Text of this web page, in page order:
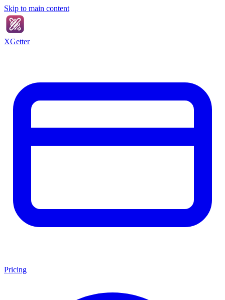
Skip to main content
XGetter
Pricing